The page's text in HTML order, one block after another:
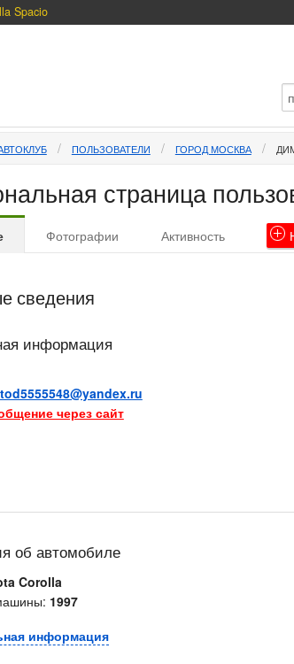
Spacio
ПОЛЬЗОВАТЕЛИ ГОРОД МОСКВА
страница
Фотографии Активность
сведения
информация
tod5555548@yandex.ru
через сайт
об автомобиле
Corolla
1997
информация